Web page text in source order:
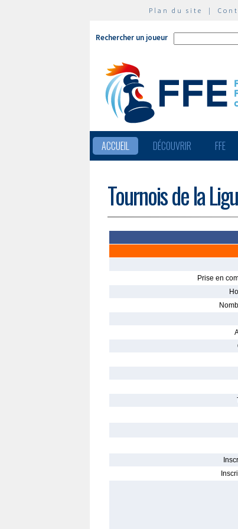
Plan du site |
Rechercher un joueur
ACCUEIL DÉCOUVRIR FFE
Tournois de la
Prise en